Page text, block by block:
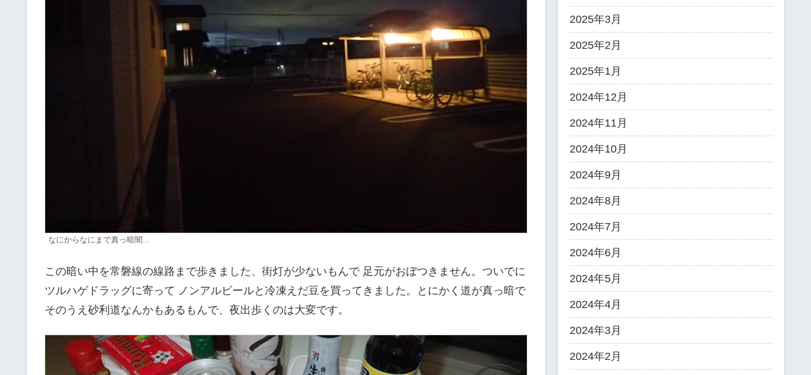
なにからなにまで真っ暗闇…
この暗い中を常磐線の線路まで歩きました、街灯が少ないもんで 足元がおぼつきません。ついでに
ツルハゲドラッグに寄って ノンアルビールと冷凍えだ豆を買ってきました。とにかく道が真っ暗で
そのうえ砂利道なんかもあるもんで、夜出歩くのは大変です。
2025年3月
2025年2月
2025年1月
2024年12月
2024年11月
2024年10月
2024年9月
2024年8月
2024年7月
2024年6月
2024年5月
2024年4月
2024年3月
2024年2月